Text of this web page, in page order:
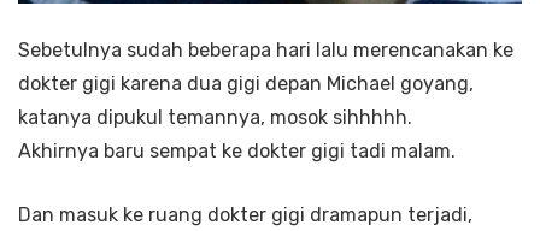
Sebetulnya sudah beberapa hari lalu merencanakan ke
dokter gigi karena dua gigi depan Michael goyang,
katanya dipukul temannya, mosok sihhhhh.
Akhirnya baru sempat ke dokter gigi tadi malam.
Dan masuk ke ruang dokter gigi dramapun terjadi,